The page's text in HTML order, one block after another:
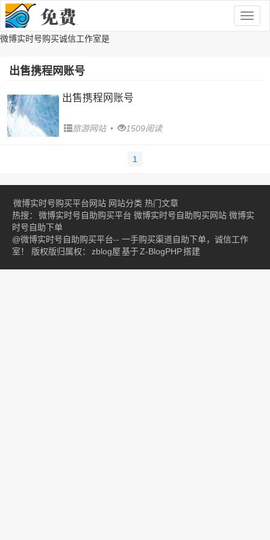
微博实时号购买诚信工作室是
出售携程网账号
出售携程网账号
旅游网站 • 1509阅读
1
微博实时号购买平台网站 网站分类 热门文章
热搜：
微博实时号自助购买平台 微博实时号自助购买网站 微博实
时号自助下单
@微博实时号自助购买平台-- 一手购买渠道自助下单，诚信工作
室！ 版权版归属权：
zblog屋基于Z-BlogPHP搭建